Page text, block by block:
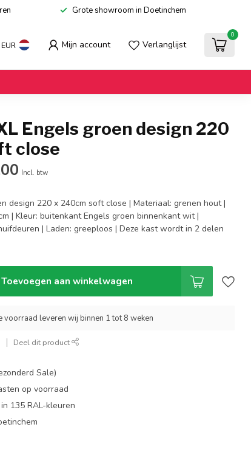
Grote showroom in Doetinchem
EUR Mijn account Verlanglijst
0
Engels groen design 220
close
Incl. btw
design 220 x 240cm soft close | Materiaal: grenen hout |
| Kleur: buitenkant Engels groen binnenkant wit |
| Laden: greeploos | Deze kast wordt in 2 delen
Toevoegen aan winkelwagen
voorraad leveren wij binnen 1 tot 8 weken
Deel dit product
Sale)
op voorraad
135 RAL-kleuren